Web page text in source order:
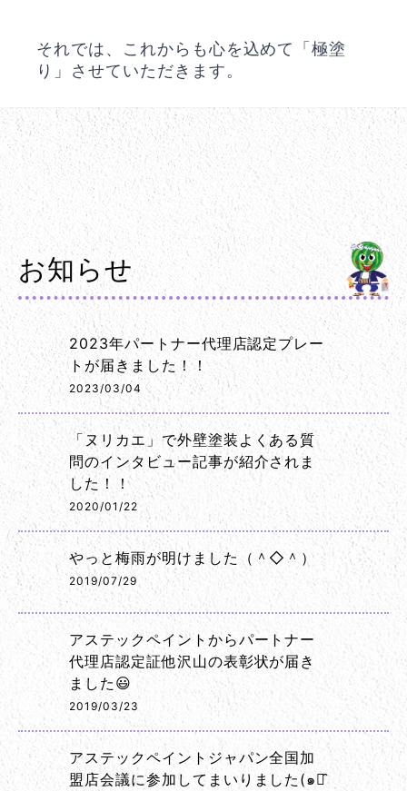
それでは、これからも心を込めて「極塗
り」させていただきます。
お知らせ
2023年パートナー代理店認定プレー
トが届きました！！
2023/03/04
「ヌリカエ」で外壁塗装よくある質
問のインタビュー記事が紹介されま
した！！
2020/01/22
やっと梅雨が明けました（＾◇＾）
2019/07/29
アステックペイントからパートナー
代理店認定証他沢山の表彰状が届き
ました😃
2019/03/23
アステックペイントジャパン全国加
盟店会議に参加してまいりました(๑･̑